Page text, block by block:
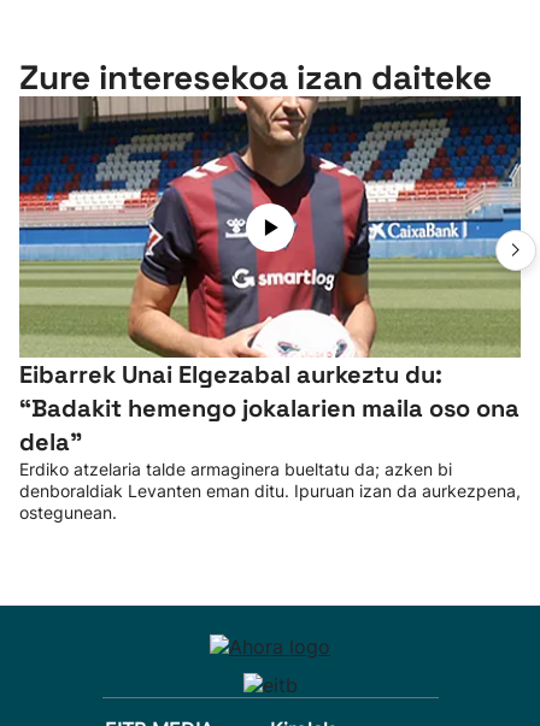
Zure interesekoa izan daiteke
Eibarrek Unai Elgezabal aurkeztu du:
“Badakit hemengo jokalarien maila oso ona
dela”
Erdiko atzelaria talde armaginera bueltatu da; azken bi
denboraldiak Levanten eman ditu. Ipuruan izan da aurkezpena,
ostegunean.